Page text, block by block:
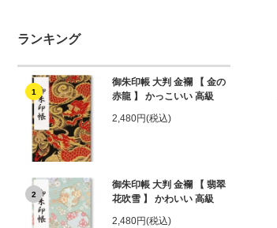
ランキング
1
御朱印帳 大判 金襴 【 金の
赤龍 】 かっこいい 高級
2,480円(税込)
2
御朱印帳 大判 金襴 【 翡翠
花吹雪 】 かわいい 高級
2,480円(税込)